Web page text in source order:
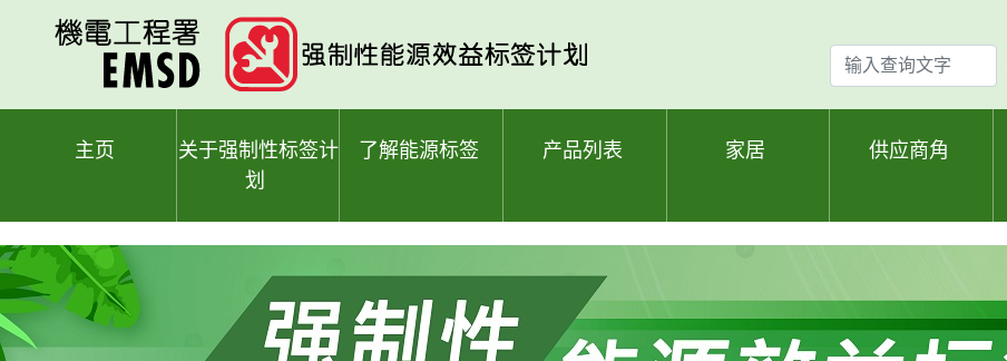
输
入
查
主页
关于强制性标签计
划
了解能源标签 产品列表 家居 供应商角